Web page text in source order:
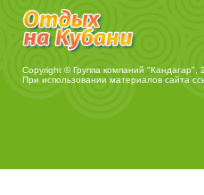
Copyright © Группа компаний "Кандагар",
При использовании материалов сайта